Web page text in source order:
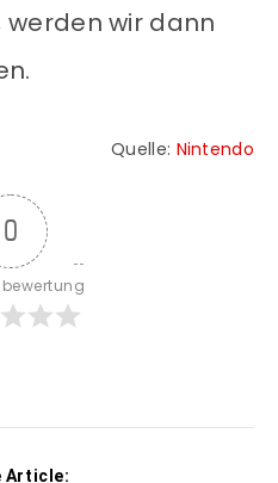
werden wir dann
Quelle: Nintendo
0
Article: